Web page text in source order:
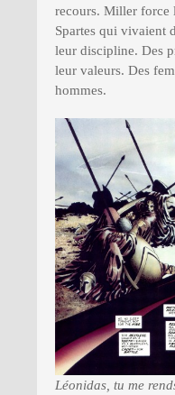
recours. Miller force
Spartes qui vivaient
leur discipline. Des
leur valeurs. Des
hommes.
Léonidas, tu me